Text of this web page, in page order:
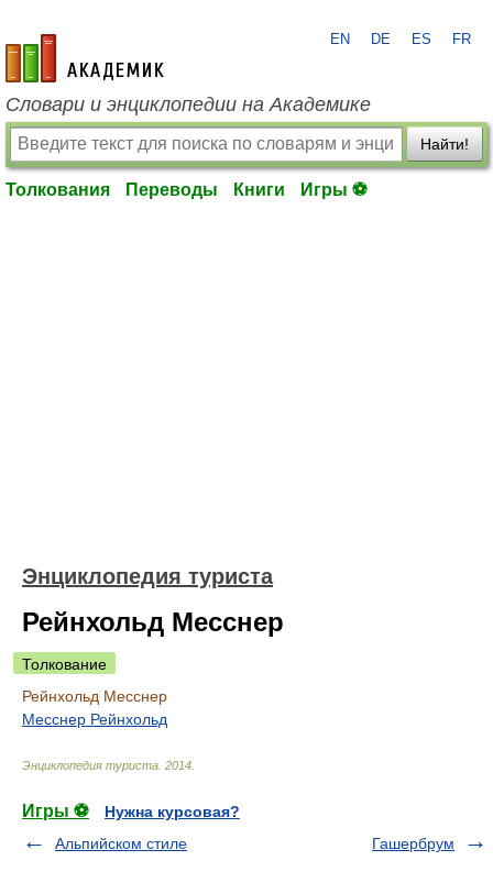
academic.ru
EN DE ES FR
Словари и энциклопедии на Академике
Найти!
Толкования Переводы Книги Игры ⚽
Энциклопедия туриста
Рейнхольд Месснер
Толкование
Рейнхольд Месснер
Месснер Рейнхольд
Энциклопедия туриста 2014
Игры ⚽
Нужна курсовая?
Альпийском стиле
Гашербрум